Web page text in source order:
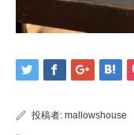
投稿者: mallowshouse